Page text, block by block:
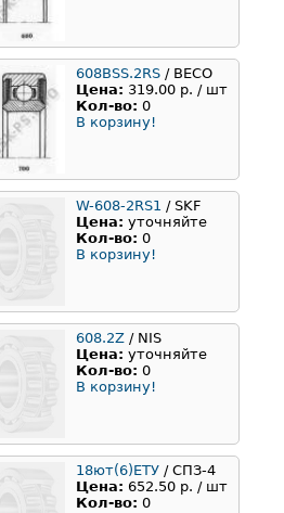
608BSS.2RS / BECO
Цена: 319.00 р. / шт
Кол-во: 0
В корзину!
W-608-2RS1 / SKF
Цена: уточняйте
Кол-во: 0
В корзину!
608.2Z / NIS
Цена: уточняйте
Кол-во: 0
В корзину!
18ют(6)ЕТУ / СПЗ-4
Цена: 652.50 р. / шт
Кол-во: 0